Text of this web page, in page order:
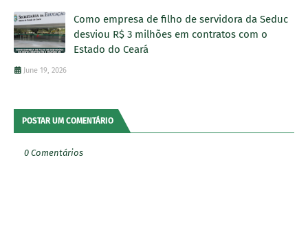
Como empresa de filho de servidora da Seduc
desviou R$ 3 milhões em contratos com o
Estado do Ceará
June 19, 2026
POSTAR UM COMENTÁRIO
0 Comentários